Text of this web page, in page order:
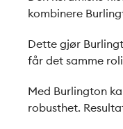
kombinere
Dette gjør
får det samme
Med Burlington
robusthet.